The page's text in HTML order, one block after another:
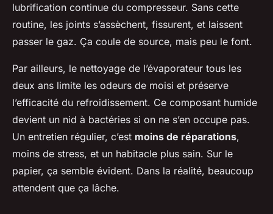
lubrification continue du compresseur. Sans cette
routine, les joints s’assèchent, fissurent, et laissent
passer le gaz. Ça coule de source, mais peu le font.
Par ailleurs, le nettoyage de l’évaporateur tous les
deux ans limite les odeurs de moisi et préserve
l’efficacité du refroidissement. Ce composant humide
devient un nid à bactéries si on ne s’en occupe pas.
Un entretien régulier, c’est moins de réparations,
moins de stress, et un habitacle plus sain. Sur le
papier, ça semble évident. Dans la réalité, beaucoup
attendent que ça lâche.